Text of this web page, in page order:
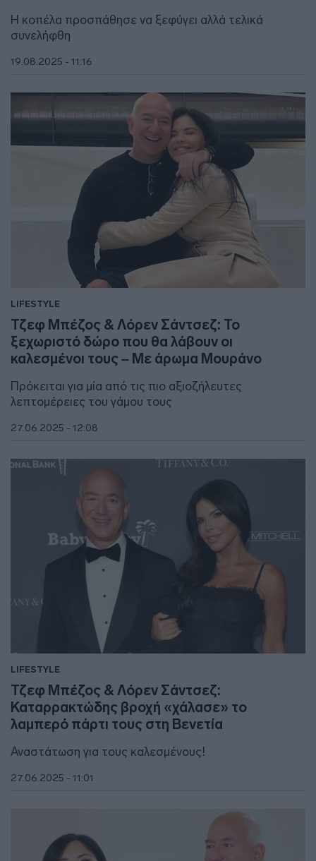
Η κοπέλα προσπάθησε να ξεφύγει αλλά τελικά
συνελήφθη
19.08.2025 - 11:16
LIFESTYLE
Τζεφ Μπέζος & Λόρεν Σάντσεζ: Το
ξεχωριστό δώρο που θα λάβουν οι
καλεσμένοι τους – Με άρωμα Μουράνο
Πρόκειται για μία από τις πιο αξιοζήλευτες
λεπτομέρειες του γάμου τους
27.06.2025 - 12:08
LIFESTYLE
Τζεφ Μπέζος & Λόρεν Σάντσεζ:
Καταρρακτώδης βροχή «χάλασε» το
λαμπερό πάρτι τους στη Βενετία
Αναστάτωση για τους καλεσμένους!
27.06.2025 - 11:01